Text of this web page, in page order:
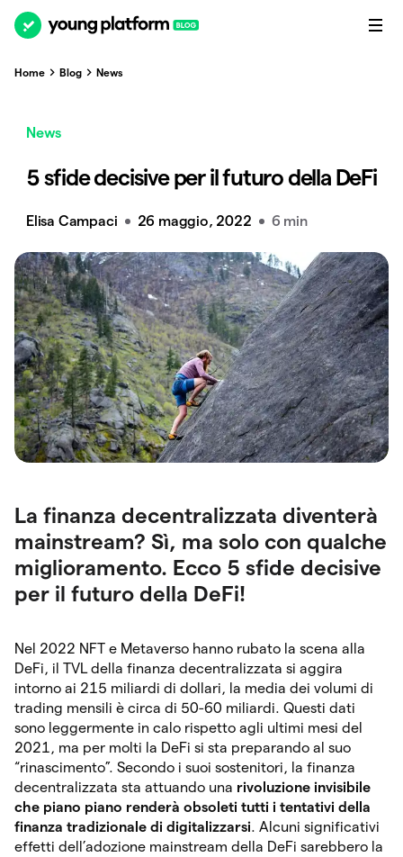
Home Blog News
News
5 sfide decisive per il futuro della DeFi
Elisa Campaci 26 maggio, 2022 6 min
La finanza decentralizzata diventerà
mainstream? Sì, ma solo con qualche
miglioramento. Ecco 5 sfide decisive
per il futuro della DeFi!
Nel 2022 NFT e Metaverso hanno rubato la scena alla
DeFi, il TVL della finanza decentralizzata si aggira
intorno ai 215 miliardi di dollari, la media dei volumi di
trading mensili è circa di 50-60 miliardi. Questi dati
sono leggermente in calo rispetto agli ultimi mesi del
2021, ma per molti la DeFi si sta preparando al suo
“rinascimento”. Secondo i suoi sostenitori, la finanza
decentralizzata sta attuando una rivoluzione invisibile
che piano piano renderà obsoleti tutti i tentativi della
finanza tradizionale di digitalizzarsi. Alcuni significativi
effetti dell’adozione mainstream della DeFi sarebbero la